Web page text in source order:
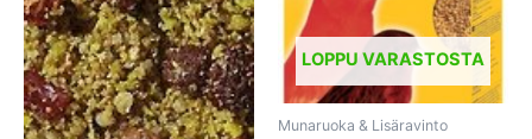
LOPPU VARASTOSTA
Munaruoka & Lisäravinto